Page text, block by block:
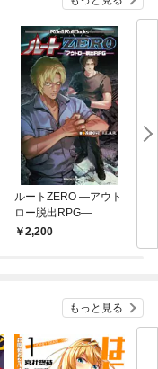
ルートZERO ―アウト
ロー脱出RPG―
2,200
もっと見る